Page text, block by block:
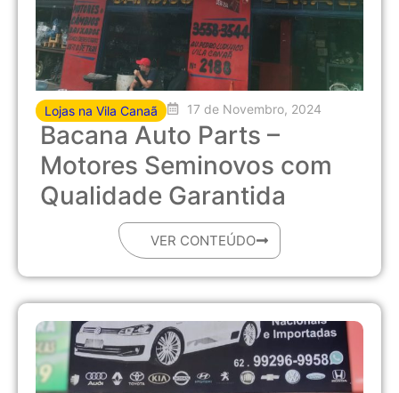
Lojas na Vila Canaã 17 de Novembro, 2024
Bacana Auto Parts –
Motores Seminovos com
Qualidade Garantida
VER CONTEÚDO